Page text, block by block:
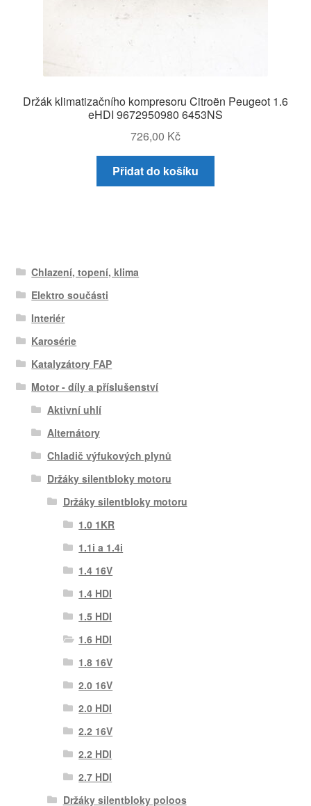
Držák klimatizačního kompresoru Citroën Peugeot 1.6
eHDI 9672950980 6453NS
726,00 Kč
Přidat do košíku
Chlazení, topení, klima
Elektro součásti
Interiér
Karosérie
Katalyzátory FAP
Motor - díly a příslušenství
Aktivní uhlí
Alternátory
Chladič výfukových plynů
Držáky silentbloky motoru
Držáky silentbloky motoru
1.0 1KR
1.1i a 1.4i
1.4 16V
1.4 HDI
1.5 HDI
1.6 HDI
1.8 16V
2.0 16V
2.0 HDI
2.2 16V
2.2 HDI
2.7 HDI
Držáky silentbloky poloos